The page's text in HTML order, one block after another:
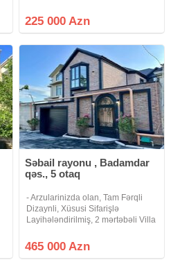
həyətində filtirli hovuz, açıq
besetka, manqal zona, parking
225 000 Azn
Səbail rayonu , Badamdar
qəs., 5 otaq
- Arzularinizda olan, Tam Fərqli
Dizaynli, Xüsusi Sifarişlə
Layihələndirilmiş, 2 mərtəbəli Villa
Xüsusi Sifarişlə Tikilmiş Villanin -
Fasadi, Həyəti, Hasarlarin və
465 000 Azn